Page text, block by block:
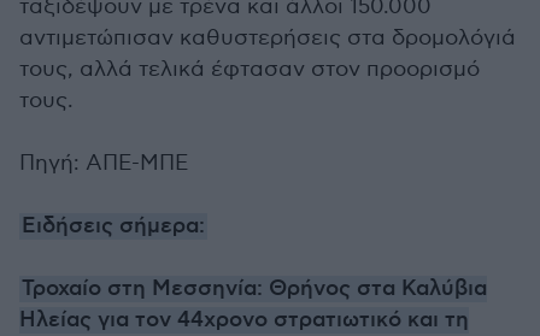
ταξιδέψουν με τρένα και άλλοι 150.000
αντιμετώπισαν καθυστερήσεις στα δρομολόγιά
τους, αλλά τελικά έφτασαν στον προορισμό
τους.
Πηγή: ΑΠΕ-ΜΠΕ
Ειδήσεις σήμερα:
Τροχαίο στη Μεσσηνία: Θρήνος στα Καλύβια
Ηλείας για τον 44χρονο στρατιωτικό και τη